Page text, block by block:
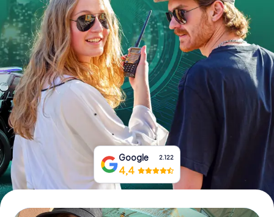
ES
FR UK
IE
IT
NL
Tickets buchen
Gutscheine bestellen
Google 2.122
4,4